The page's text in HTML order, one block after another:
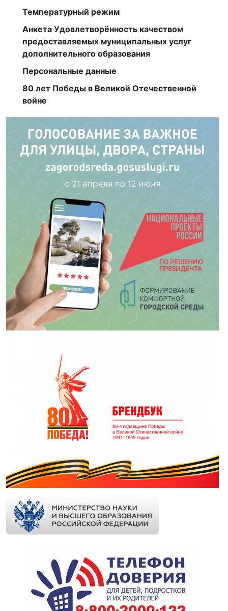
Температурный режим
Анкета Удовлетворённость качеством
предоставляемых муниципальных услуг
дополнительного образования
Персональные данные
80 лет Победы в Великой Отечественной
войне